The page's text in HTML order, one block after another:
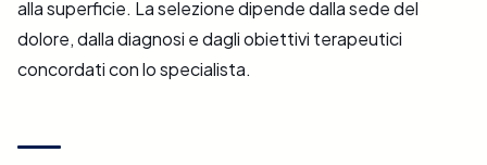
alla superficie. La selezione dipende dalla sede del
dolore, dalla diagnosi e dagli obiettivi terapeutici
concordati con lo specialista.